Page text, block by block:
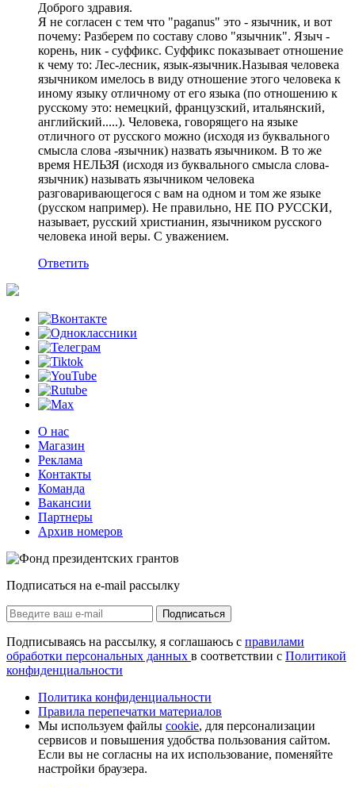
Доброго здравия.
Я не согласен с тем что "paganus" это - язычник, и вот
почему: Разберем по составу слово "язычник". Языч -
корень, ник - суффикс. Суффикс показывает отношение
к чему то: Лес-лесник, язык-язычник.Называя человека
язычником имелось в виду отношение этого человека к
иному языку отличному от его языка (по отношению к
русскому это: немецкий, французский, итальянский,
английский.....). Человека, говорящего на языке
отличного от русского можно (исходя из буквального
смысла слова -язычник) назвать язычником. В то же
время НЕЛЬЗЯ (исходя из буквального смысла слова-
язычник) называть язычником человека
разговаривающегося с вам на одном и том же языке
(русском например). Не правильно, НЕ ПО РУССКИ,
называет, русский христианин, язычником русского
человека иной веры. С уважением.
Ответить
О нас
Магазин
Реклама
Контакты
Команда
Вакансии
Партнеры
Архив номеров
Подписаться на e-mail рассылку
Подписаться
Подписываясь на рассылку, я соглашаюсь с правилами
обработки персональных данных в соответствии с Политикой
конфиденциальности
Политика конфиденциальности
Правила перепечатки материалов
Мы используем файлы cookie, для персонализации
сервисов и повышения удобства пользования сайтом.
Если вы не согласны на их использование, поменяйте
настройки браузера.